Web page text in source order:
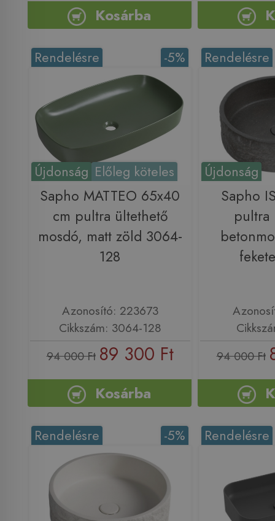
Kosárba
Újdonság Előleg köteles
-5%
Rendelésre
Sapho MATTEO 65x40
cm pultra ültethető
mosdó, matt zöld 3064-
128
Azonosító: 223673
Cikkszám: 3064-128
94 000 Ft 89 300 Ft
Kosárba
Újdonság
Rendelésre
Sapho
pultra
94 000 Ft
-5%
Rendelésre Rendelésre